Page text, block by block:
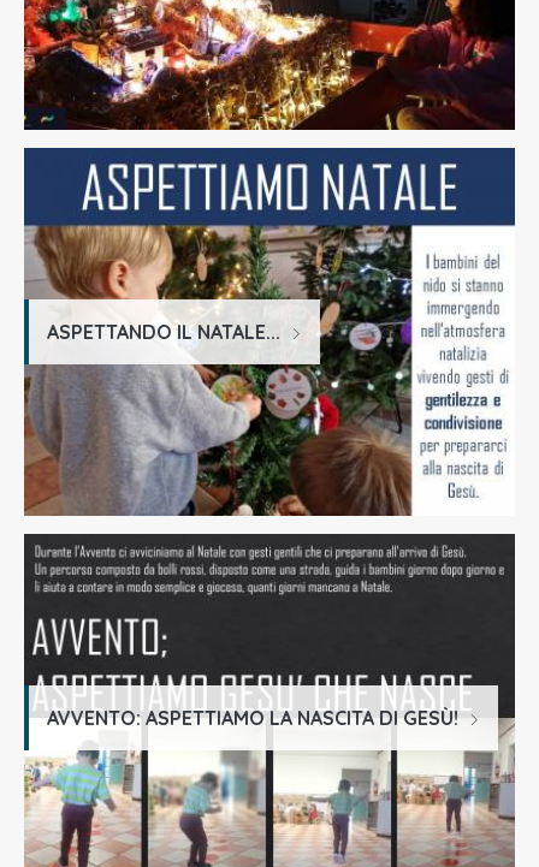
ASPETTANDO IL NATALE...
AVVENTO: ASPETTIAMO LA NASCITA DI GESÙ!